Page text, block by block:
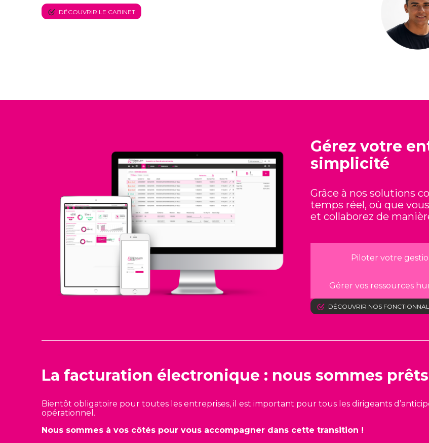
DÉCOUVRIR LE CABINET
Gérez votre
simplicité
Grâce à nos solutions
temps réel, où que
et collaborez de
Piloter votre
Gérer vos ressources
DÉCOUVRIR NOS
La facturation électronique : nous sommes
Bientôt obligatoire pour toutes les entreprises, il est important pour tous les dirigeants
opérationnel.
Nous sommes à vos côtés pour vous accompagner dans cette transition !